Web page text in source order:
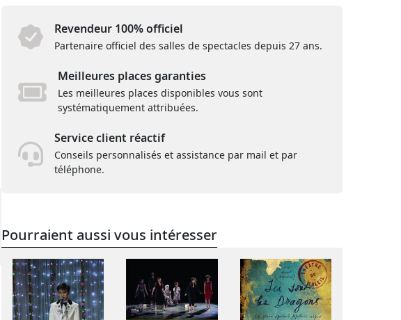
Revendeur 100% officiel
Partenaire officiel des salles de spectacles depuis 27 ans.
Meilleures places garanties
Les meilleures places disponibles vous sont
systématiquement attribuées.
Service client réactif
Conseils personnalisés et assistance par mail et par
téléphone.
Pourraient aussi vous intéresser